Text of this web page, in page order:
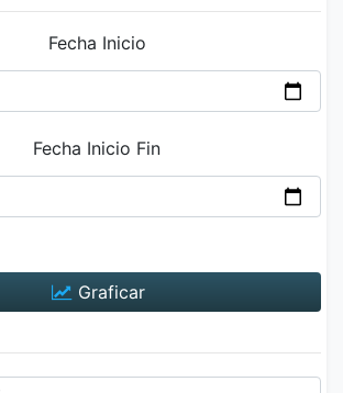
Fecha Inicio
Fecha Inicio Fin
Graficar